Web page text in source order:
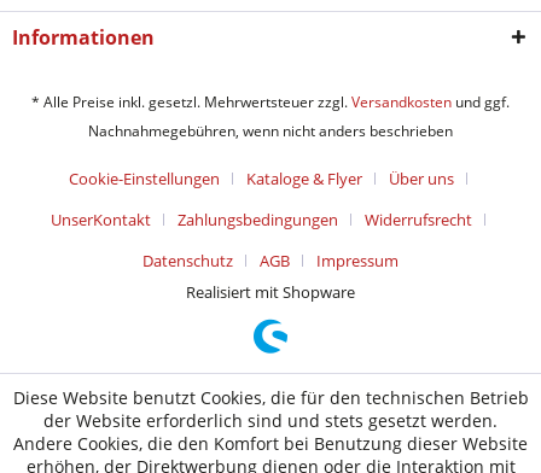
Informationen
* Alle Preise inkl. gesetzl. Mehrwertsteuer zzgl.Versandkosten und ggf.
Nachnahmegebühren, wenn nicht anders beschrieben
Cookie-Einstellungen Kataloge & Flyer
Über uns
UnserKontakt
Zahlungsbedingungen
Widerrufsrecht
Datenschutz
AGB
Impressum
Realisiert mit Shopware
Diese Website benutzt Cookies, die für den technischen Betrieb
der Website erforderlich sind und stets gesetzt werden.
Andere Cookies, die den Komfort bei Benutzung dieser Website
erhöhen, der Direktwerbung dienen oder die Interaktion mit